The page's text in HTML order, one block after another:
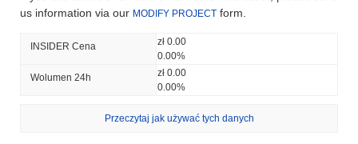
us information via our MODIFY PROJECT form.
INSIDER Cena
zł 0.00
0.00%
Wolumen 24h
zł 0.00
0.00%
Przeczytaj jak używać tych danych